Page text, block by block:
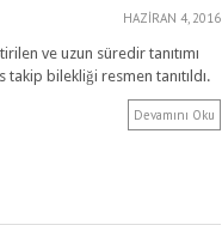
HAZIRAN 4, 2016
ve uzun süredir tanıtımı
bilekliği resmen tanıtıldı.
Devamını Oku